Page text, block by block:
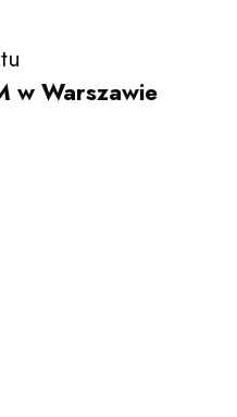
Jana
w Warszawie